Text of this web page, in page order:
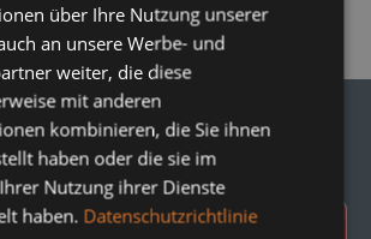
empfehlen wir:
über Ihre Nutzung unserer
an unsere Werbe- und
weiter, die diese
mit anderen
kombinieren, die Sie ihnen
haben oder die sie im
Nutzung ihrer Dienste
haben. Datenschutzrichtlinie